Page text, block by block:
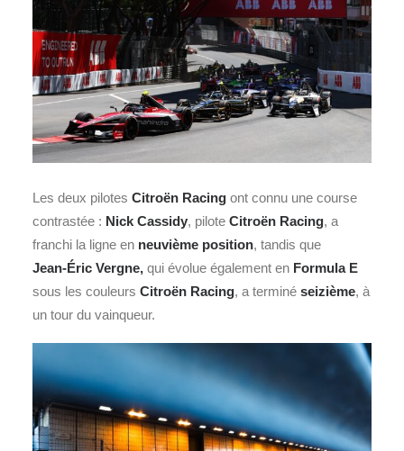
Les deux pilotes Citroën Racing ont connu une course
contrastée : Nick Cassidy, pilote Citroën Racing, a
franchi la ligne en neuvième position, tandis que
Jean‑Éric Vergne, qui évolue également en Formula E
sous les couleurs Citroën Racing, a terminé seizième, à
un tour du vainqueur.